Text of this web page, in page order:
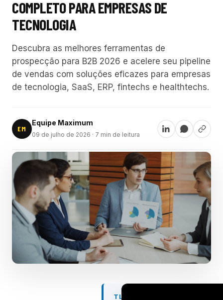
COMPLETO PARA EMPRESAS DE
TECNOLOGIA
Descubra as melhores ferramentas de
prospecção para B2B 2026 e acelere seu pipeline
de vendas com soluções eficazes para empresas
de tecnologia, SaaS, ERP, fintechs e healthtechs.
EM
Equipe Maximum
09 de julho de 2026 · 7 min de leitura
TL;DR